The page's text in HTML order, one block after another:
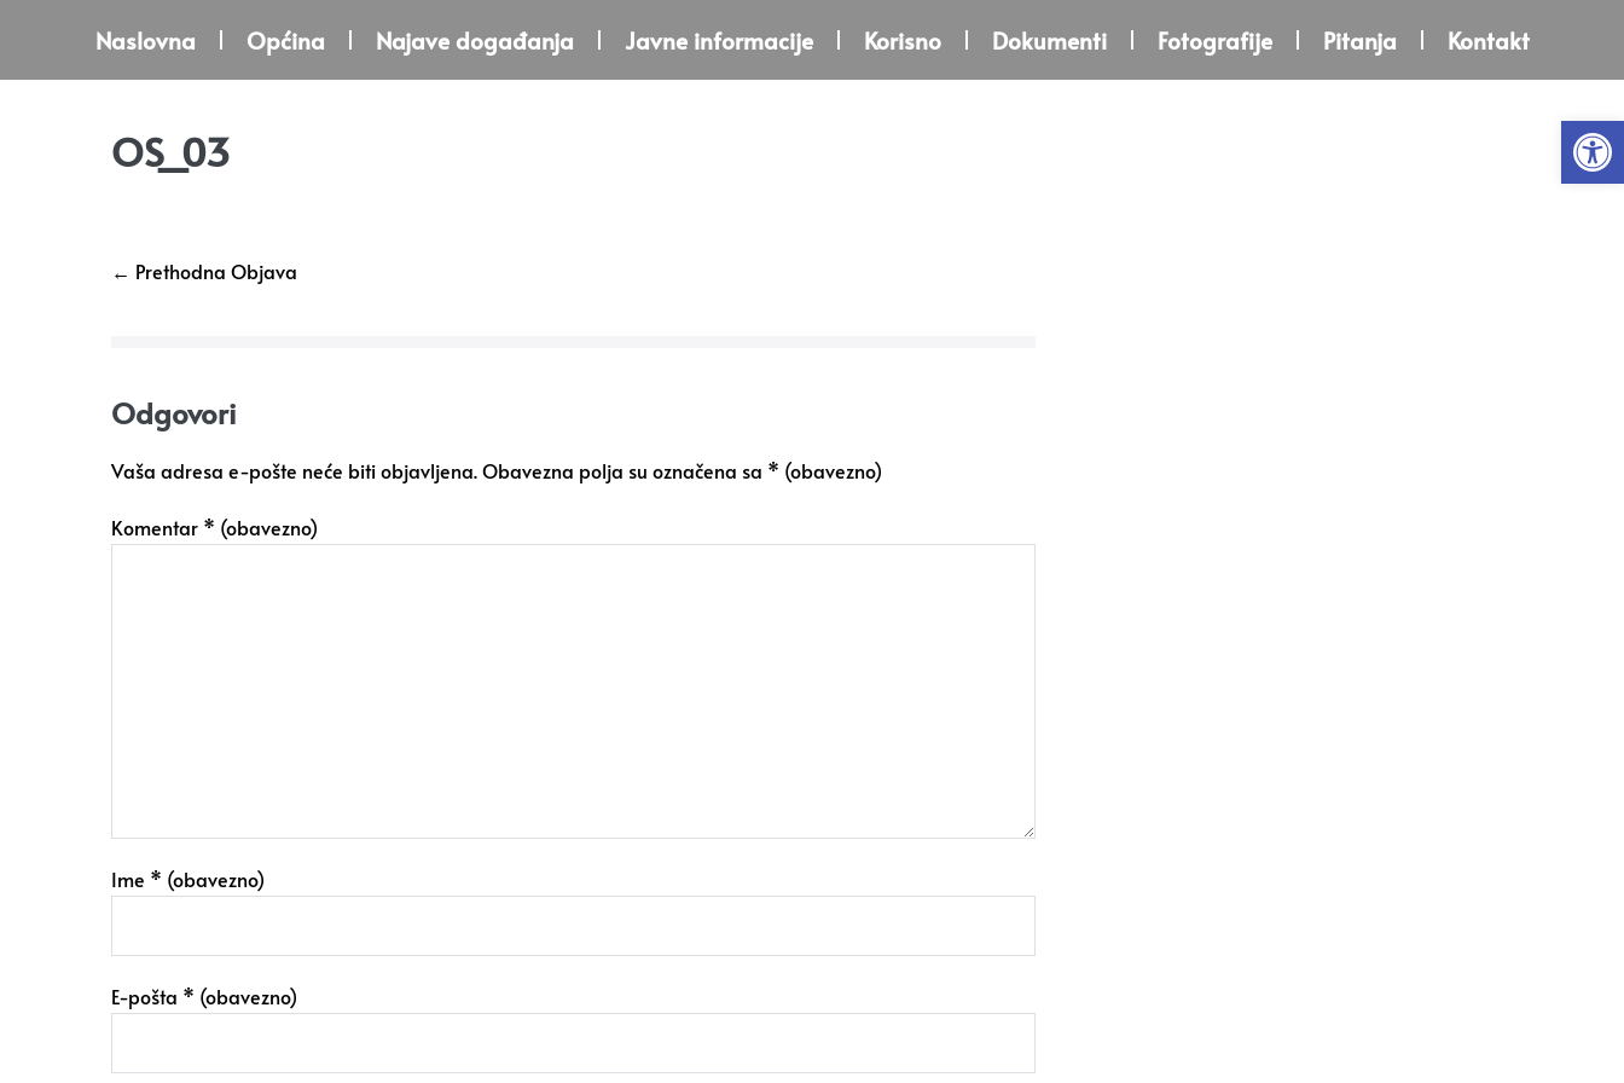
Naslovna Općina Najave događanja Javne informacije Korisno Dokumenti Fotografije Pitanja Kontakt
OS_03
← Prethodna Objava
Odgovori
Vaša adresa e-pošte neće biti objavljena.Obavezna polja su označena sa * (obavezno)
Komentar * (obavezno)
Ime * (obavezno)
E-pošta * (obavezno)